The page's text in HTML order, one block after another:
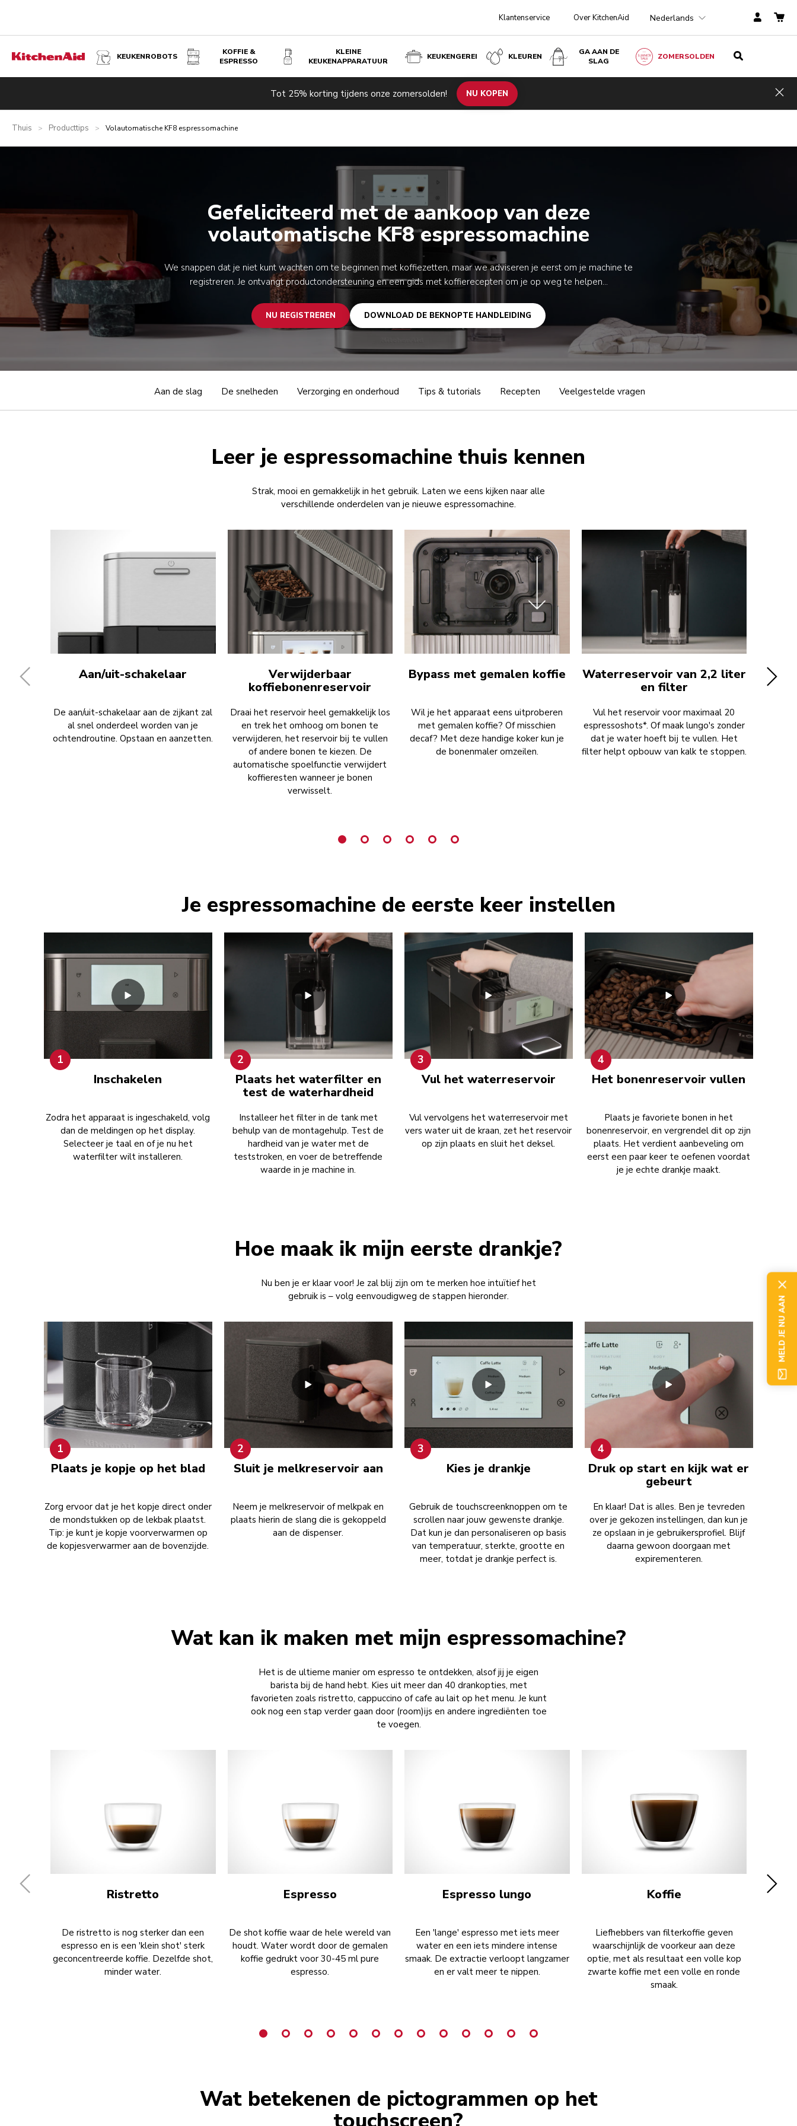
Klantenservice Over KitchenAid Nederlands
KEUKENROBOTS
KOFFIE &
ESPRESSO
KLEINE
KEUKENAPPARATUUR
KEUKENGEREI KLEUREN
GA AAN DE
SLAG
ZOMERSOLDEN
Tot 25% korting tijdens onze zomersolden! NU KOPEN
Thuis > Producttips > Volautomatische KF8 espressomachine
Nu registreren
Gefeliciteerd met de aankoop van deze
volautomatische KF8 espressomachine
We snappen dat je niet kunt wachten om te beginnen met koffiezetten, maar we adviseren je eerst om je machine te
registreren. Je ontvangt productondersteuning en een gids met koffierecepten om je op weg te helpen...
NU REGISTREREN DOWNLOAD DE BEKNOPTE HANDLEIDING
Nu registreren
Aan de slag De snelheden Verzorging en onderhoud Tips & tutorials Recepten Veelgestelde vragen
Leer je espressomachine thuis kennen
Strak, mooi en gemakkelijk in het gebruik. Laten we eens kijken naar alle
verschillende onderdelen van je nieuwe espressomachine.
Aan/uit-schakelaar
De aan/uit-schakelaar aan de zijkant zal
al snel onderdeel worden van je
ochtendroutine. Opstaan en aanzetten.
Verwijderbaar
koffiebonenreservoir
Draai het reservoir heel gemakkelijk los
en trek het omhoog om bonen te
verwijderen, het reservoir bij te vullen
of andere bonen te kiezen. De
automatische spoelfunctie verwijdert
koffieresten wanneer je bonen
verwisselt.
Bypass met gemalen koffie
Wil je het apparaat eens uitproberen
met gemalen koffie? Of misschien
decaf? Met deze handige koker kun je
de bonenmaler omzeilen.
Waterreservoir van 2,2 liter
en filter
Vul het reservoir voor maximaal 20
espressoshots*. Of maak lungo's zonder
dat je water hoeft bij te vullen. Het
filter helpt opbouw van kalk te stoppen.
Je espressomachine de eerste keer instellen
1
Inschakelen
Zodra het apparaat is ingeschakeld, volg
dan de meldingen op het display.
Selecteer je taal en of je nu het
waterfilter wilt installeren.
2
Plaats het waterfilter en
test de waterhardheid
Installeer het filter in de tank met
behulp van de montagehulp. Test de
hardheid van je water met de
teststroken, en voer de betreffende
waarde in je machine in.
3
Vul het waterreservoir
Vul vervolgens het waterreservoir met
vers water uit de kraan, zet het reservoir
op zijn plaats en sluit het deksel.
4
Het bonenreservoir vullen
Plaats je favoriete bonen in het
bonenreservoir, en vergrendel dit op zijn
plaats. Het verdient aanbeveling om
eerst een paar keer te oefenen voordat
je je echte drankje maakt.
Hoe maak ik mijn eerste drankje?
Nu ben je er klaar voor! Je zal blij zijn om te merken hoe intuïtief het
gebruik is – volg eenvoudigweg de stappen hieronder.
1
Plaats je kopje op het blad
Zorg ervoor dat je het kopje direct onder
de mondstukken op de lekbak plaatst.
Tip: je kunt je kopje voorverwarmen op
de kopjesverwarmer aan de bovenzijde.
2
Sluit je melkreservoir aan
Neem je melkreservoir of melkpak en
plaats hierin de slang die is gekoppeld
aan de dispenser.
3
Kies je drankje
Gebruik de touchscreenknoppen om te
scrollen naar jouw gewenste drankje.
Dat kun je dan personaliseren op basis
van temperatuur, sterkte, grootte en
meer, totdat je drankje perfect is.
4
Druk op start en kijk wat er
gebeurt
En klaar! Dat is alles. Ben je tevreden
over je gekozen instellingen, dan kun je
ze opslaan in je gebruikersprofiel. Blijf
daarna gewoon doorgaan met
expirementeren.
Wat kan ik maken met mijn espressomachine?
Het is de ultieme manier om espresso te ontdekken, alsof jij je eigen
barista bij de hand hebt. Kies uit meer dan 40 drankopties, met
favorieten zoals ristretto, cappuccino of cafe au lait op het menu. Je kunt
ook nog een stap verder gaan door (room)ijs en andere ingrediënten toe
te voegen.
Ristretto
De ristretto is nog sterker dan een
espresso en is een 'klein shot' sterk
geconcentreerde koffie. Dezelfde shot,
minder water.
Espresso
De shot koffie waar de hele wereld van
houdt. Water wordt door de gemalen
koffie gedrukt voor 30-45 ml pure
espresso.
Espresso lungo
Een 'lange' espresso met iets meer
water en een iets mindere intense
smaak. De extractie verloopt langzamer
en er valt meer te nippen.
Koffie
Liefhebbers van filterkoffie geven
waarschijnlijk de voorkeur aan deze
optie, met als resultaat een volle kop
zwarte koffie met een volle en ronde
smaak.
Wat betekenen de pictogrammen op het
MELD JE NU AAN